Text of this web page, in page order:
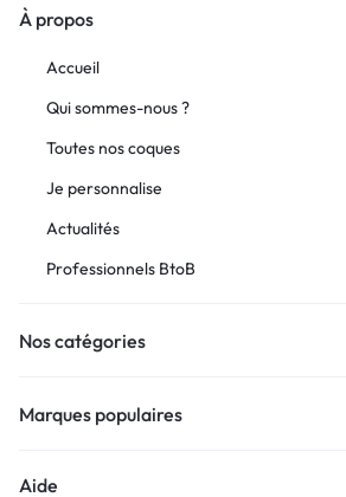
À propos
Accueil
Qui sommes-nous ?
Toutes nos coques
Je personnalise
Actualités
Professionnels BtoB
Nos catégories
Marques populaires
Aide